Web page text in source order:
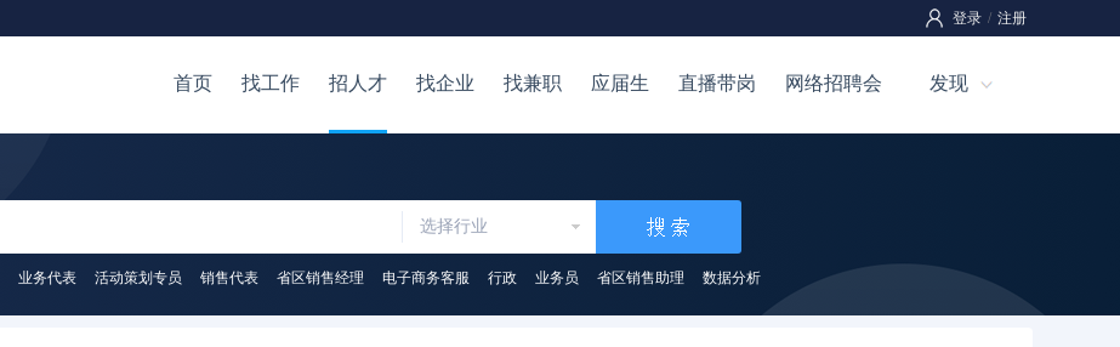
登录 / 注册
首页 找工作 招人才 找企业 找兼职 应届生 直播带岗 网络招聘会 发现
选择行业
业务代表 活动策划专员 销售代表 省区销售经理 电子商务客服 行政 业务员 省区销售助理 数据分析